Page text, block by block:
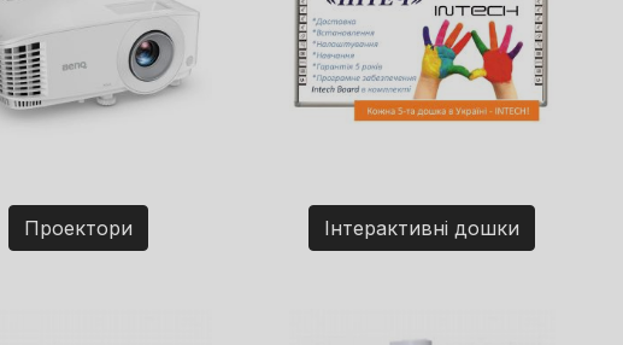
Проектори Інтерактивні дошки